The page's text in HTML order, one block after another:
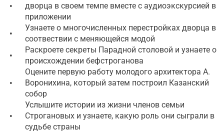
•
дворца в своем темпе вместе с аудиоэкскурсией в
приложении
•
Узнаете о многочисленных перестройках дворца в
соотвествии с меняющейся модой
•
Раскроете секреты Парадной столовой и узнаете о
происхождении бефстроганова
•
Оцените первую работу молодого архитектора А.
Воронихина, который затем построил Казанский
собор
•
Услышите истории из жизни членов семьи
Строгановых и узнаете, какую роль они сыграли в
судьбе страны